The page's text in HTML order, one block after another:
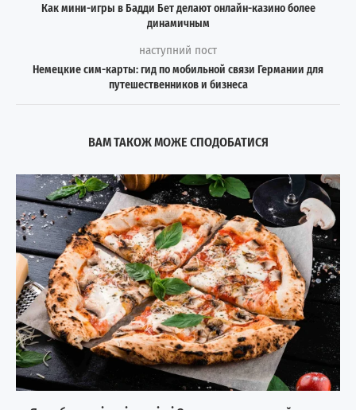
Как мини-игры в Бадди Бет делают онлайн-казино более
динамичным
наступний пост
Немецкие сим-карты: гид по мобильной связи Германии для
путешественников и бизнеса
ВАМ ТАКОЖ МОЖЕ СПОДОБАТИСЯ